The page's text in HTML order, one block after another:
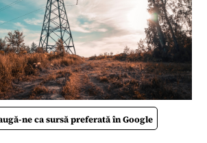
ne ca sursă preferată în Google